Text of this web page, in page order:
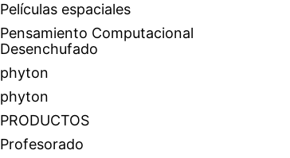
Películas espaciales
Pensamiento Computacional
Desenchufado
phyton
phyton
PRODUCTOS
Profesorado